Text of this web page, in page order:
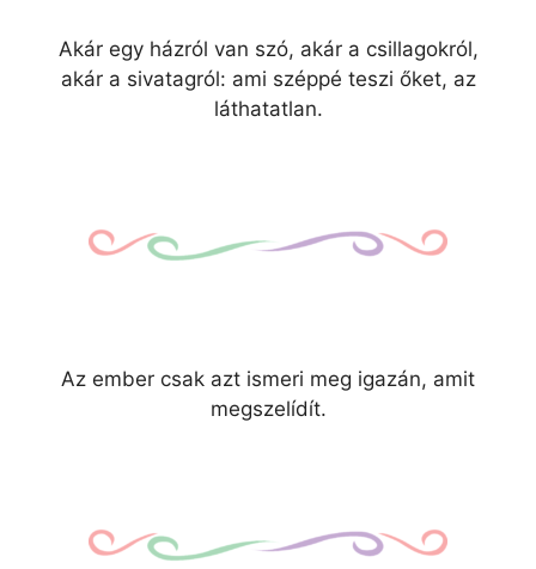
Akár egy házról van szó, akár a csillagokról,
akár a sivatagról: ami széppé teszi őket, az
láthatatlan.
Az ember csak azt ismeri meg igazán, amit
megszelídít.